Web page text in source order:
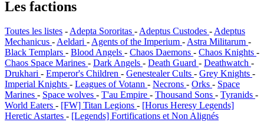
Les factions
Toutes les listes -Adepta Sororitas -Adeptus Custodes -Adeptus
Mechanicus -Aeldari -Agents of the Imperium -Astra Militarum -
Black Templars - Blood Angels - Chaos Daemons - Chaos Knights -
Chaos Space Marines - Dark Angels - Death Guard - Deathwatch -
Drukhari - Emperor's Children - Genestealer Cults - Grey Knights -
Imperial Knights - Leagues of Votann - Necrons - Orks - Space
Marines - Space wolves - T'au Empire - Thousand Sons - Tyranids -
World Eaters - [FW] Titan Legions - [Horus Heresy Legends]
Heretic Astartes - [Legends] Fortifications et Non Alignés